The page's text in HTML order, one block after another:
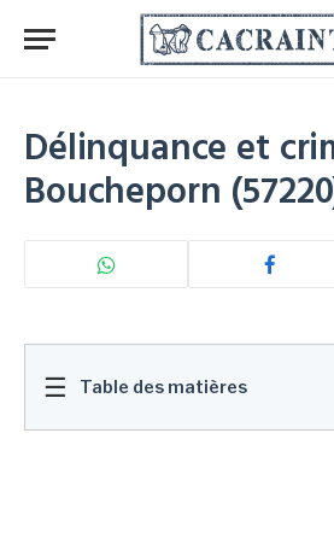
Délinquance et
Boucheporn
☰ Table des matières